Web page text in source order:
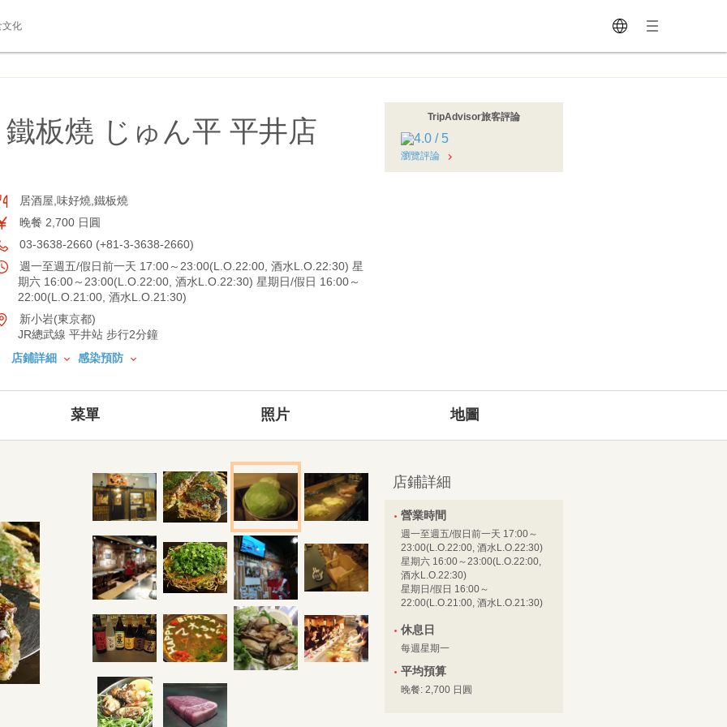
文化
板燒 じゅん平 平井店
居酒屋,味好燒,鐵板燒
晚餐 2,700 日圓
03-3638-2660 (+81-3-3638-2660)
週一至週五/假日前一天 17:00～23:00(L.O.22:00, 酒水L.O.22:30) 星
期六 16:00～23:00(L.O.22:00, 酒水L.O.22:30) 星期日/假日 16:00～
22:00(L.O.21:00, 酒水L.O.21:30)
新小岩(東京都)
JR總武線 平井站 步行2分鐘
店鋪詳細
感染預防
TripAdvisor旅客評論
瀏覽評論
菜單 照片 地圖
店鋪詳細
營業時間
週一至週五/假日前一天 17:00～
23:00(L.O.22:00, 酒水L.O.22:30)
星期六 16:00～23:00(L.O.22:00,
酒水L.O.22:30)
星期日/假日 16:00～
22:00(L.O.21:00, 酒水L.O.21:30)
休息日
每週星期一
平均預算
晚餐: 2,700 日圓